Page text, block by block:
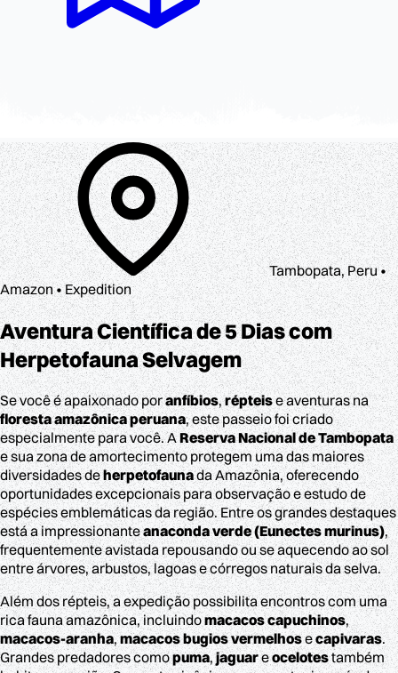
Tambopata, Peru •
Amazon • Expedition
Aventura Científica de 5Dias com
Herpetofauna Selvagem
Se você é apaixonado poranfíbios,répteise aventuras na
floresta amazônica peruana, este passeio foi criado
especialmente para você. AReserva Nacional de Tambopata
e sua zona de amortecimento protegem uma das maiores
diversidades deherpetofaunada Amazônia, oferecendo
oportunidades excepcionais para observação e estudo de
espécies emblemáticas da região. Entre os grandes destaques
está a impressionanteanaconda verde (Eunectes murinus),
frequentemente avistada repousando ou se aquecendo ao sol
entre árvores, arbustos, lagoas e córregos naturais da selva.
Além dos répteis, a expedição possibilita encontros com uma
rica fauna amazônica, incluindomacacos capuchinos,
macacos-aranha,macacos bugios vermelhosecapivaras.
Grandes predadores comopuma,jaguareocelotestambém